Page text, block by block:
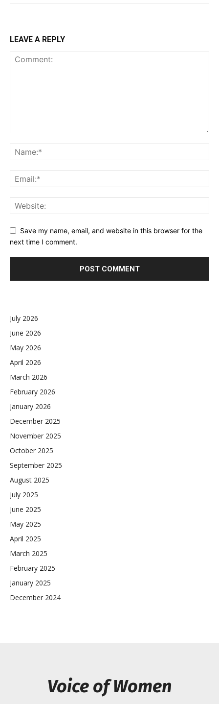
LEAVE A REPLY
Save my name, email, and website in this browser for the
next time I comment.
July 2026
June 2026
May 2026
April 2026
March 2026
February 2026
January 2026
December 2025
November 2025
October 2025
September 2025
August 2025
July 2025
June 2025
May 2025
April 2025
March 2025
February 2025
January 2025
December 2024
Voice of Women